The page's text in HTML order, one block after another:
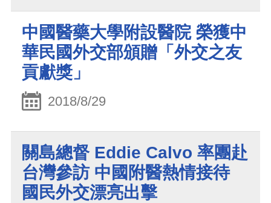
中國醫藥大學附設醫院 榮獲中
華民國外交部頒贈「外交之友
貢獻獎」
2018/8/29
關島總督 Eddie Calvo 率團赴
台灣參訪 中國附醫熱情接待
國民外交漂亮出擊